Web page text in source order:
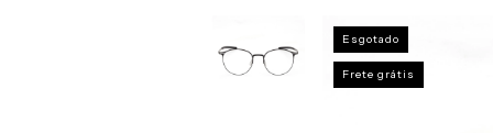
Esgotado
Frete grátis